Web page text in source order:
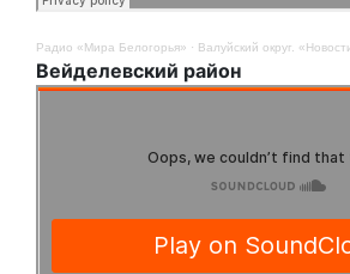
Радио «Мира Белогорья» · Валуйский округ. «Новости
Вейделевский район